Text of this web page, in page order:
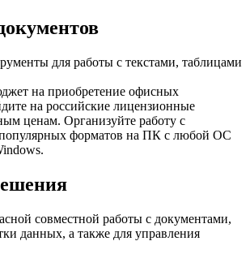
для работы с текстами, таблицами
на приобретение офисных
на российские лицензионные
ценам. Организуйте работу с
форматов на ПК c любой ОС
совместной работы с документами,
данных, а также для управления